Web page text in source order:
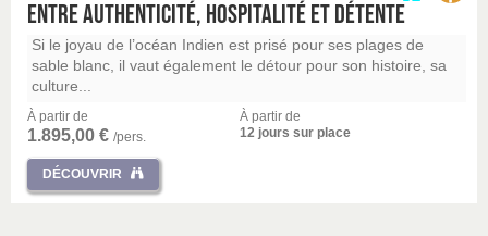
Entre authenticité, hospitalité et détente
Si le joyau de l’océan Indien est prisé pour ses plages de
sable blanc, il vaut également le détour pour son histoire, sa
culture...
À partir de
1.895,00 € /pers.
À partir de
12 jours sur place
DÉCOUVRIR